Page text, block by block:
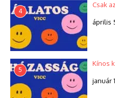
4
Csak
április
5
Kínos
január